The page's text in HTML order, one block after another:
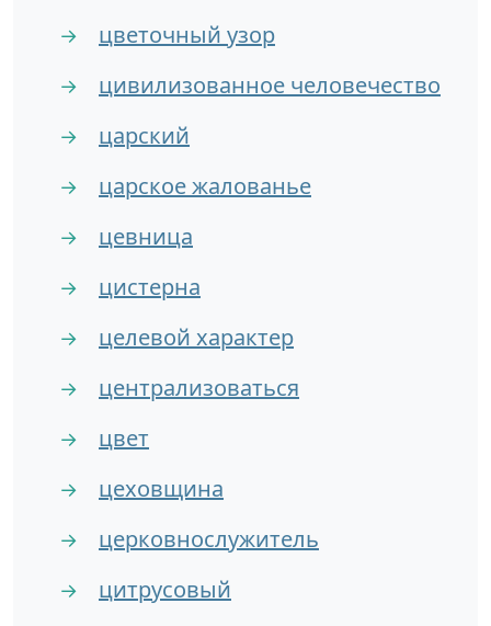
→ цветочный узор
→ цивилизованное человечество
→ царский
→ царское жалованье
→ цевница
→ цистерна
→ целевой характер
→ централизоваться
→ цвет
→ цеховщина
→ церковнослужитель
→
цитрусовый